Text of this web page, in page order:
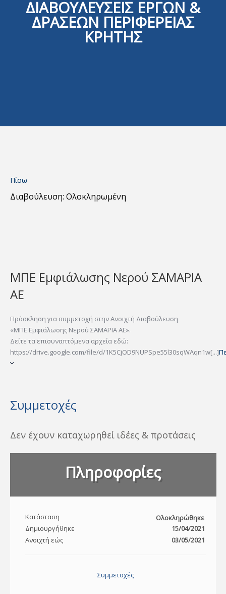
ΔΙΑΒΟΥΛΕΥΣΕΙΣ ΕΡΓΩΝ &
ΔΡΑΣΕΩΝ ΠΕΡΙΦΕΡΕΙΑΣ
ΚΡΗΤΗΣ
Πίσω
Διαβούλευση: Ολοκληρωμένη
ΜΠΕ Εμφιάλωσης Νερού ΣΑΜΑΡΙΑ
ΑΕ
Πρόσκληση για συμμετοχή στην Ανοιχτή Διαβούλευση
«ΜΠΕ Εμφιάλωσης Νερού ΣΑΜΑΡΙΑ ΑΕ».
Δείτε τα επισυναπτόμενα αρχεία εδώ:
https://drive.google.com/file/d/1K5CjOD9NUPSpe55l30sqWAqn1w[...]
Συμμετοχές
Δεν έχουν καταχωρηθεί ιδέες & προτάσεις
Πληροφορίες
Κατάσταση
Ολοκληρώθηκε
Δημιουργήθηκε
15/04/2021
Ανοιχτή εώς
03/05/2021
Συμμετοχές